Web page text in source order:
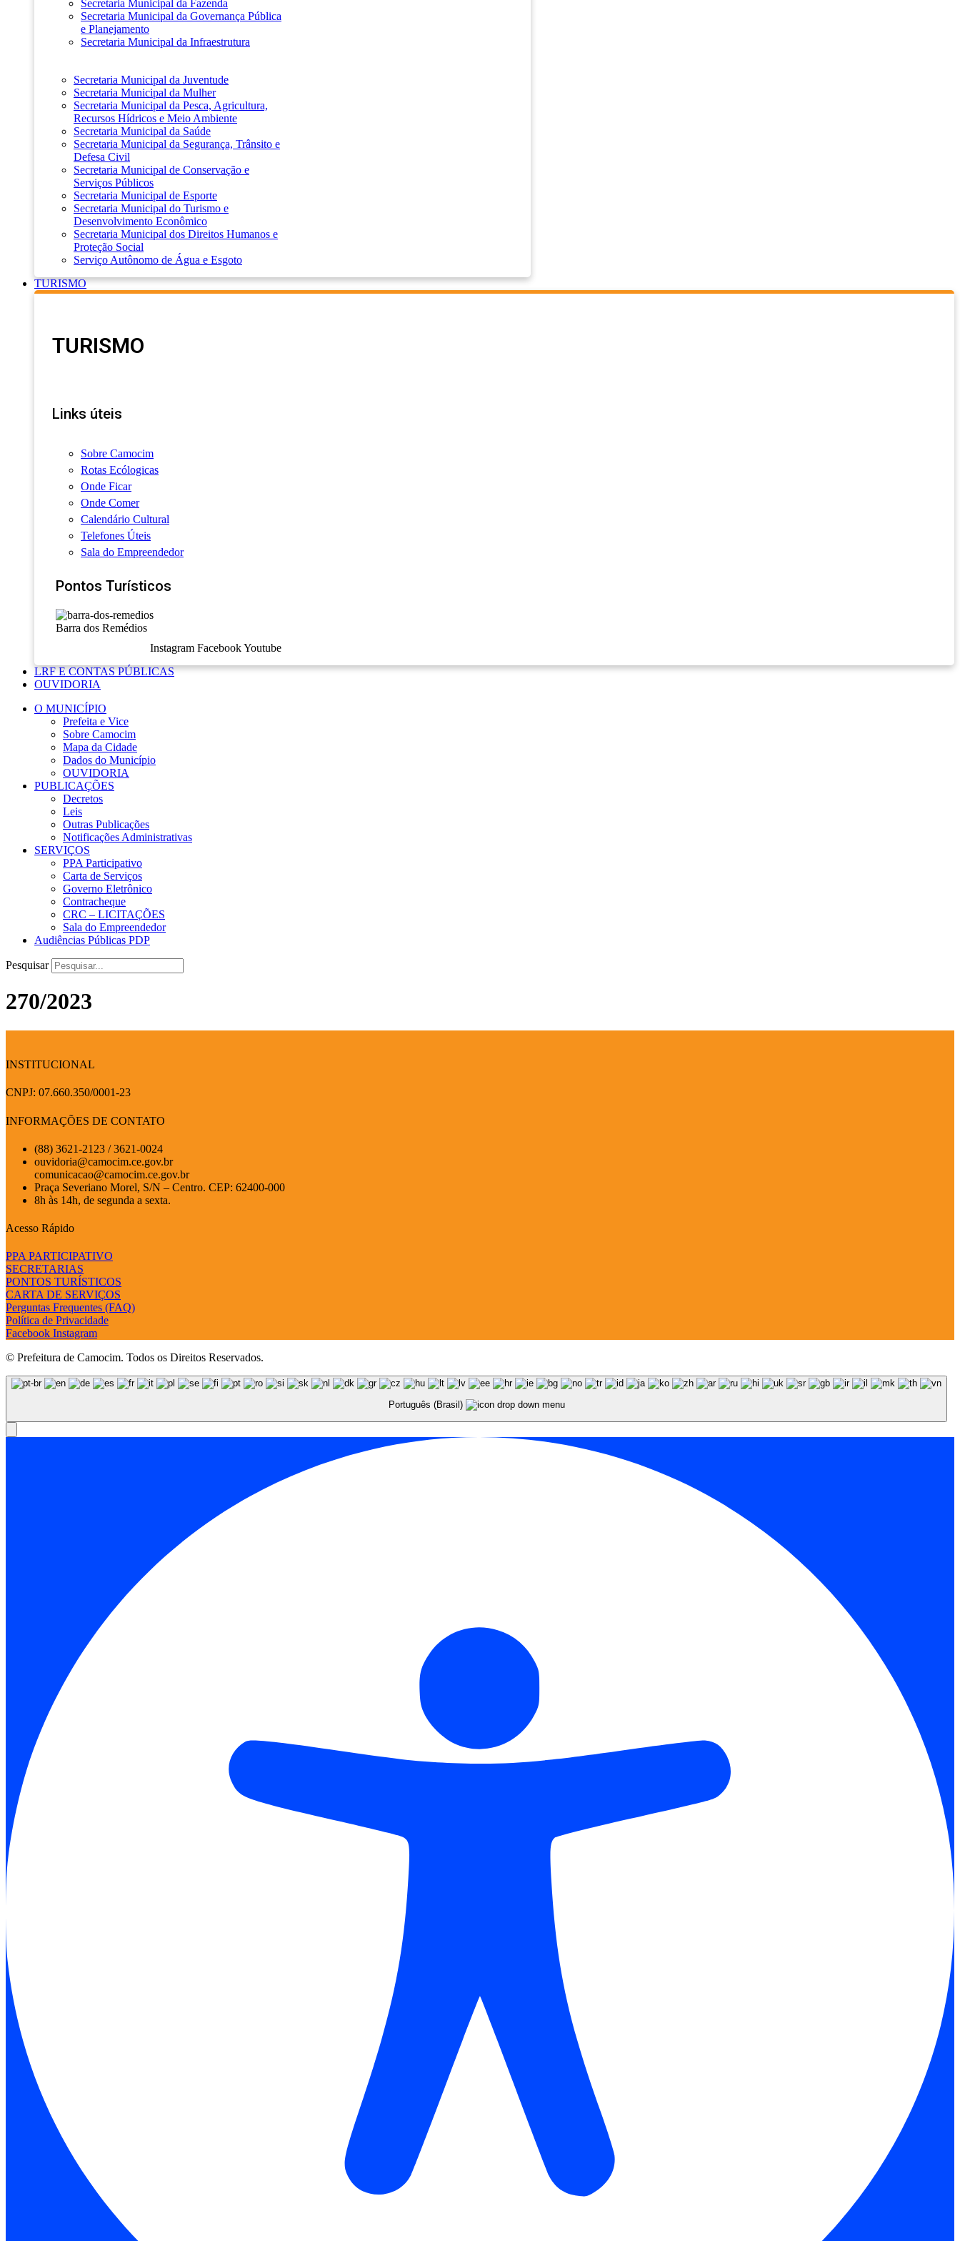
Secretaria Municipal da Fazenda
Secretaria Municipal da Governança Pública
e Planejamento
Secretaria Municipal da Infraestrutura
Secretaria Municipal da Juventude
Secretaria Municipal da Mulher
Secretaria Municipal da Pesca, Agricultura,
Recursos Hídricos e Meio Ambiente
Secretaria Municipal da Saúde
Secretaria Municipal da Segurança, Trânsito e
Defesa Civil
Secretaria Municipal de Conservação e
Serviços Públicos
Secretaria Municipal de Esporte
Secretaria Municipal do Turismo e
Desenvolvimento Econômico
Secretaria Municipal dos Direitos Humanos e
Proteção Social
Serviço Autônomo de Água e Esgoto
TURISMO
TURISMO
Links úteis
Sobre Camocim
Rotas Ecólogicas
Onde Ficar
Onde Comer
Calendário Cultural
Telefones Úteis
Sala do Empreendedor
Pontos Turísticos
Barra dos Remédios
Instagram FacebookYoutube
LRF E CONTAS PÚBLICAS
OUVIDORIA
O MUNICÍPIO
Prefeita e Vice
Sobre Camocim
Mapa da Cidade
Dados do Município
OUVIDORIA
PUBLICAÇÕES
Decretos
Leis
Outras Publicações
Notificações Administrativas
SERVIÇOS
PPA Participativo
Carta de Serviços
Governo Eletrônico
Contracheque
CRC – LICITAÇÕES
Sala do Empreendedor
Audiências Públicas PDP
Pesquisar
270/2023
INSTITUCIONAL
CNPJ: 07.660.350/0001-23
INFORMAÇÕES DE CONTATO
(88) 3621-2123 / 3621-0024
ouvidoria@camocim.ce.gov.br
comunicacao@camocim.ce.gov.br
Praça Severiano Morel, S/N – Centro. CEP: 62400-000
8h às 14h, de segunda a sexta.
Acesso Rápido
PPA PARTICIPATIVO
SECRETARIAS
PONTOS TURÍSTICOS
CARTA DE SERVIÇOS
Perguntas Frequentes (FAQ)
Política de Privacidade
Facebook Instagram
© Prefeitura de Camocim. Todos os Direitos Reservados.
Português (Brasil)